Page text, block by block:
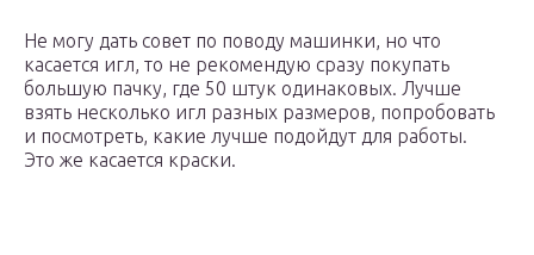
Не могу дать совет по поводу машинки, но что
касается игл, то не рекомендую сразу покупать
большую пачку, где 50 штук одинаковых. Лучше
взять несколько игл разных размеров, попробовать
и посмотреть, какие лучше подойдут для работы.
Это же касается краски.